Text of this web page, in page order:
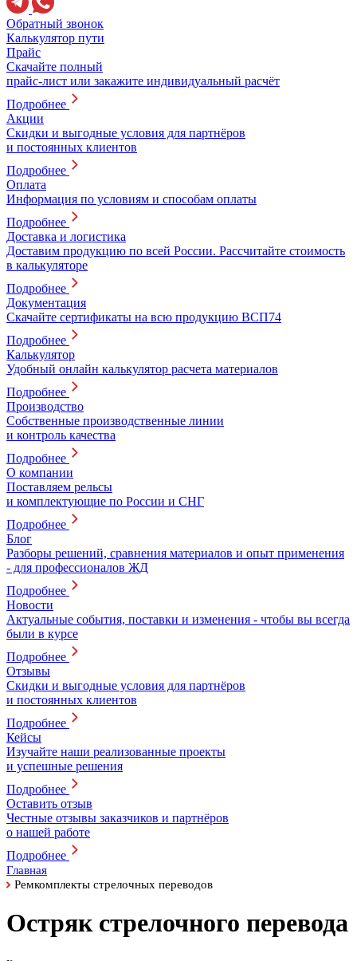
Обратный звонок
Калькулятор пути
Прайс
Скачайте полный
прайс-лист или закажите индивидуальный расчёт
Подробнее
Акции
Скидки и выгодные условия для партнёров
и постоянных клиентов
Подробнее
Оплата
Информация по условиям и способам оплаты
Подробнее
Доставка и логистика
Доставим продукцию по всей России. Рассчитайте стоимость
в калькуляторе
Подробнее
Документация
Скачайте сертификаты на всю продукцию ВСП74
Подробнее
Калькулятор
Удобный онлайн калькулятор расчета материалов
Подробнее
Производство
Собственные производственные линии
и контроль качества
Подробнее
О компании
Поставляем рельсы
и комплектующие по России и СНГ
Подробнее
Блог
Разборы решений, сравнения материалов и опыт применения
- для профессионалов ЖД
Подробнее
Новости
Актуальные события, поставки и изменения - чтобы вы всегда
были в курсе
Подробнее
Отзывы
Скидки и выгодные условия для партнёров
и постоянных клиентов
Подробнее
Кейсы
Изучайте наши реализованные проекты
и успешные решения
Подробнее
Оставить отзыв
Честные отзывы заказчиков и партнёров
о нашей работе
Подробнее
Главная
Ремкомплекты стрелочных переводов
Остряк стрелочного перевода